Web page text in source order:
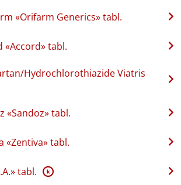
«Orifarm Generics» tabl.
«Accord» tabl.
​Hydrochlorothiazide Viatris
«Sandoz» tabl.
«Zentiva» tabl.
tabl. K